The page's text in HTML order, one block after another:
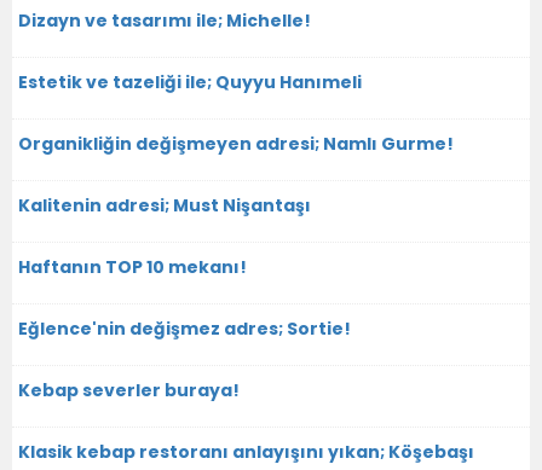
Dizayn ve tasarımı ile; Michelle!
Estetik ve tazeliği ile; Quyyu Hanımeli
Organikliğin değişmeyen adresi; Namlı Gurme!
Kalitenin adresi; Must Nişantaşı
Haftanın TOP 10 mekanı!
Eğlence'nin değişmez adres; Sortie!
Kebap severler buraya!
Klasik kebap restoranı anlayışını yıkan; Köşebaşı